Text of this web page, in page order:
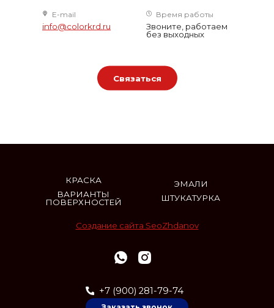
E-mail
info@colorkrd.ru
Время работы
Звоните, работаем
без выходных
Связаться
КРАСКА
ВАРИАНТЫ
ПОВЕРХНОСТЕЙ
ЭМАЛИ
ШТУКАТУРКА
Создание сайта SeoZhdanov
+7 (900) 281-79-74